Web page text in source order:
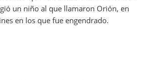
un niño al que llamaron Orión, en
en los que fue engendrado.